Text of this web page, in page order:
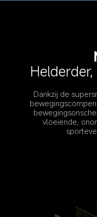
Dankzij de
vloeiende,